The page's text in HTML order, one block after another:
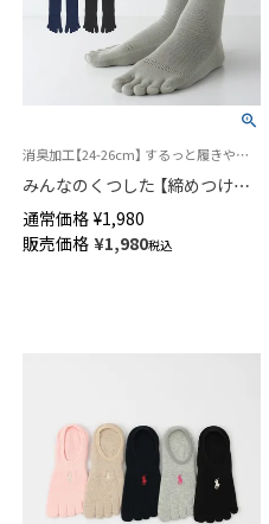
消臭加工【24-26cm】 するっと履きやすい 親指セパレート設計 メンズ レディース 旧90360011
みんなのくつした 【締めつけな
い靴下】 5本指ソックス 履き口
ゴムなし オーガニックコットン
混 クルー丈 ユニセックス
通常価格 ¥1,980
販売価格 ¥1,980税込